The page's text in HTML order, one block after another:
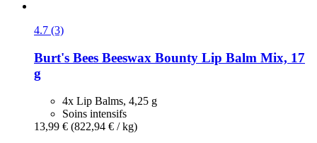
4.7 (3)
Burt's Bees Beeswax Bounty Lip Balm Mix, 17
g
4x Lip Balms, 4,25 g
Soins intensifs
13,99 € (822,94 € / kg)